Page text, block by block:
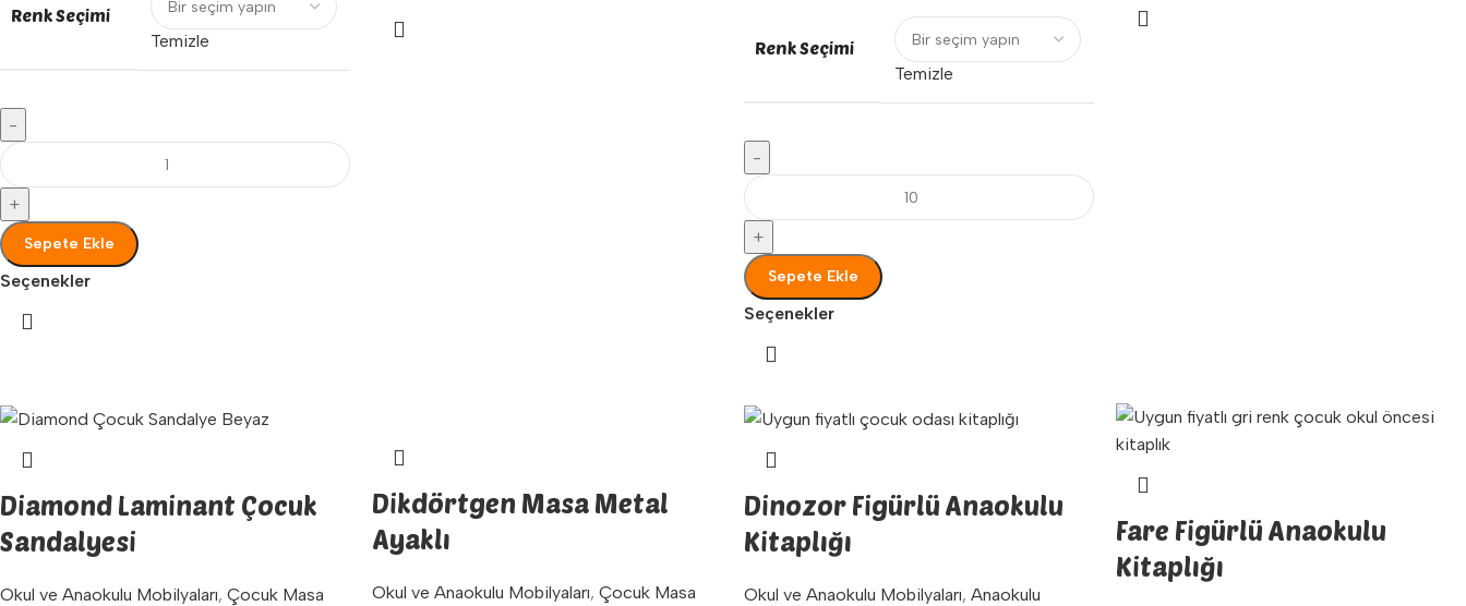
Renk Seçimi
Temizle
-
+
Sepete Ekle
Seçenekler
Renk Seçimi
Temizle
-
+
Sepete Ekle
Seçenekler
Diamond Laminant Çocuk
Sandalyesi
Okul ve Anaokulu Mobilyaları, Çocuk Masa
Dikdörtgen Masa Metal
Ayaklı
Okul ve Anaokulu Mobilyaları, Çocuk Masa
Dinozor Figürlü Anaokulu
Kitaplığı
Okul ve Anaokulu Mobilyaları, Anaokulu
Fare Figürlü Anaokulu
Kitaplığı